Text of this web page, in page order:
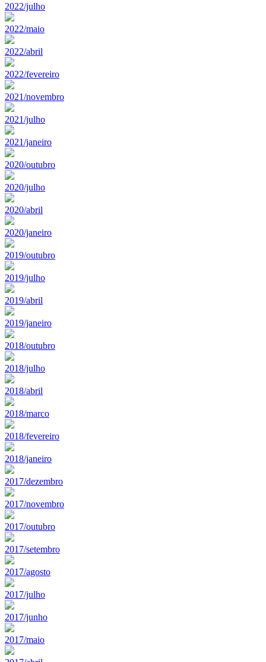
2022/julho
2022/maio
2022/abril
2022/fevereiro
2021/novembro
2021/julho
2021/janeiro
2020/outubro
2020/julho
2020/abril
2020/janeiro
2019/outubro
2019/julho
2019/abril
2019/janeiro
2018/outubro
2018/julho
2018/abril
2018/marco
2018/fevereiro
2018/janeiro
2017/dezembro
2017/novembro
2017/outubro
2017/setembro
2017/agosto
2017/julho
2017/junho
2017/maio